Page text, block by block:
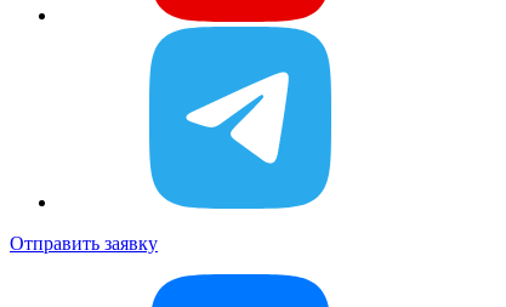
Отправить заявку